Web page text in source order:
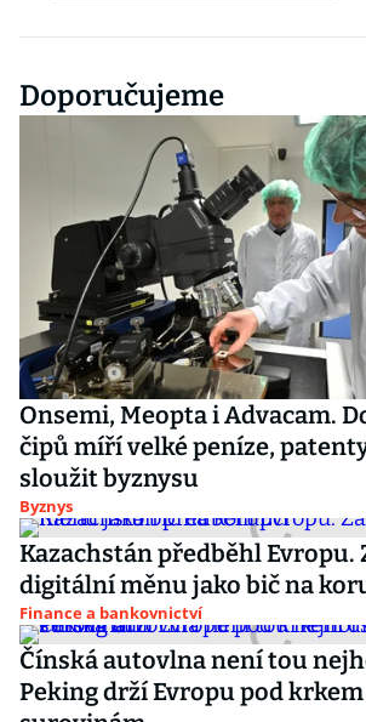
Doporučujeme
Onsemi, Meopta i Advacam.
čipů míří velké peníze,
sloužit byznysu
Byznys
Kazachstán předběhl Evropu.
digitální měnu jako bič na
Finance a bankovnictví
Čínská autovlna není tou
Peking drží Evropu pod